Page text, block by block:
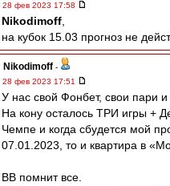
28 фев 2023 17:58
Nikodimoff
на кубок 15.03 прогноз не
Nikodimoff -
28 фев 2023 17:51
У нас свой Фонбет, свои пари и
На кону осталось ТРИ игры +
Чемпе и когда сбудется мой
07.01.2023, то и квартира в
ВВ помнит все.